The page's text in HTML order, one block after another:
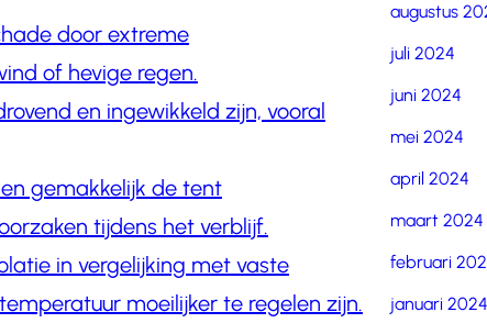
door extreme
of hevige regen.
en ingewikkeld zijn, vooral
gemakkelijk de tent
tijdens het verblijf.
in vergelijking met vaste
moeilijker te regelen zijn.
augustus
juli 2024
juni 2024
mei 2024
april 2024
maart 2024
februari
januari 2024